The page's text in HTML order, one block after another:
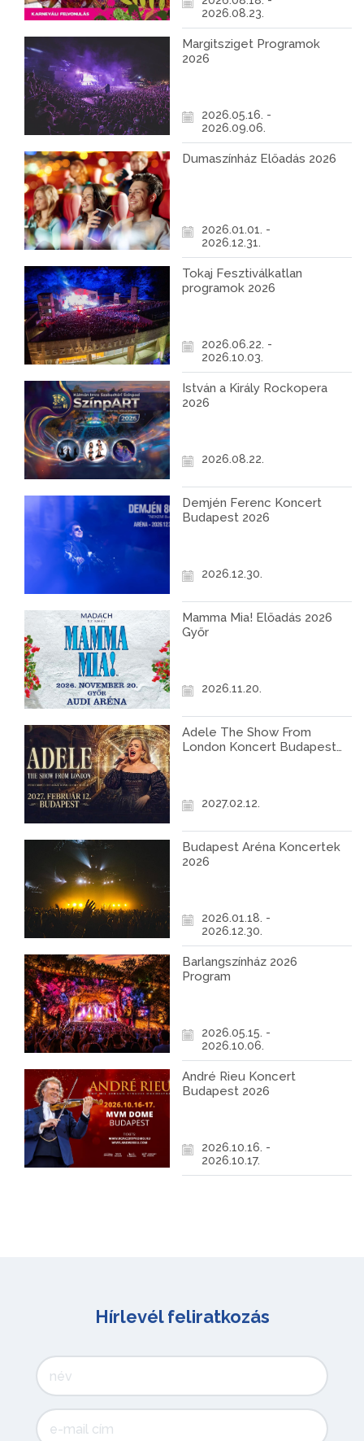
2026.08.23.
Margitsziget Programok
2026
2026.05.16. -
2026.09.06.
Dumaszínház Előadás 2026
2026.01.01. -
2026.12.31.
Tokaj Fesztiválkatlan
programok 2026
2026.06.22. -
2026.10.03.
István a Király Rockopera
2026
2026.08.22.
Demjén Ferenc Koncert
Budapest 2026
2026.12.30.
Mamma Mia! Előadás 2026
Győr
2026.11.20.
Adele The Show From
London Koncert Budapest
2027.02.12.
Budapest Aréna Koncertek
2026
2026.01.18. -
2026.12.30.
Barlangszínház 2026
Program
2026.05.15. -
2026.10.06.
André Rieu Koncert
Budapest 2026
2026.10.16. -
2026.10.17.
Hírlevél feliratkozás